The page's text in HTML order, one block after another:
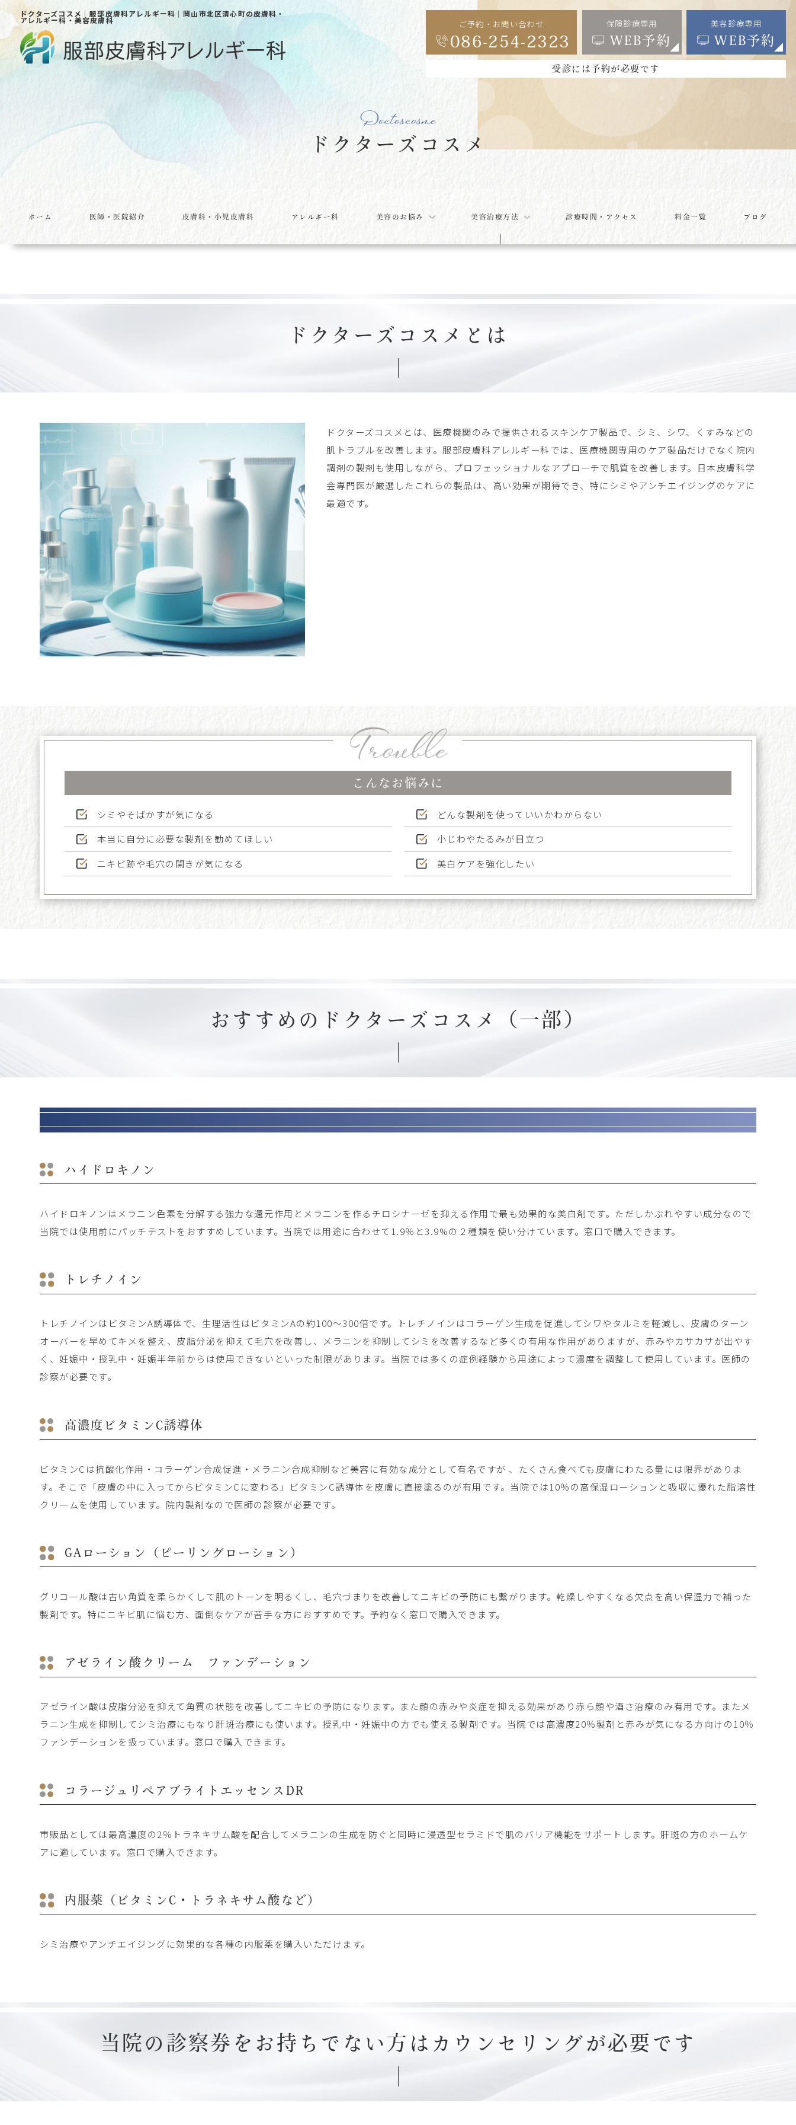
ドクターズコスメ｜服部皮膚科アレルギー科｜岡山市北区清心町の皮膚科・
アレルギー科・美容皮膚科 ご予約・お問い合わせ
086-254-2323
保険診療専用
WEB予約
美容診療専用
WEB予約
受診には予約が必要です
Doctoscosme
ドクターズコスメ
ホーム 医師・医院紹介 皮膚科・小児皮膚科 アレルギー科 美容のお悩み 美容治療方法 診療時間・アクセス 料金一覧 ブログ
ドクターズコスメとは
ドクターズコスメとは、医療機関のみで提供されるスキンケア製品で、シミ、シワ、くすみなどの
肌トラブルを改善します。服部皮膚科アレルギー科では、医療機関専用のケア製品だけでなく院内
調剤の製剤も使用しながら、プロフェッショナルなアプローチで肌質を改善します。日本皮膚科学
会専門医が厳選したこれらの製品は、高い効果が期待でき、特にシミやアンチエイジングのケアに
最適です。
Trouble
こんなお悩みに
シミやそばかすが気になる
どんな製剤を使っていいかわからない
本当に自分に必要な製剤を勧めてほしい
小じわやたるみが目立つ
ニキビ跡や毛穴の開きが気になる
美白ケアを強化したい
おすすめのドクターズコスメ（一部）
ハイドロキノン
ハイドロキノンはメラニン色素を分解する強力な還元作用とメラニンを作るチロシナーゼを抑える作用で最も効果的な美白剤です。ただしかぶれやすい成分なので
当院では使用前にパッチテストをおすすめしています。当院では用途に合わせて1.9％と3.9%の２種類を使い分けています。窓口で購入できます。
トレチノイン
トレチノインはビタミンA誘導体で、生理活性はビタミンAの約100～300倍です。トレチノインはコラーゲン生成を促進してシワやタルミを軽減し、皮膚のターン
オーバーを早めてキメを整え、皮脂分泌を抑えて毛穴を改善し、メラニンを抑制してシミを改善するなど多くの有用な作用がありますが、赤みやカサカサが出やす
く、妊娠中・授乳中・妊娠半年前からは使用できないといった制限があります。当院では多くの症例経験から用途によって濃度を調整して使用しています。医師の
診察が必要です。
高濃度ビタミンC誘導体
ビタミンCは抗酸化作用・コラーゲン合成促進・メラニン合成抑制など美容に有効な成分として有名ですが 、たくさん食べても皮膚にわたる量には限界がありま
す。そこで「皮膚の中に入ってからビタミンCに変わる」ビタミンC誘導体を皮膚に直接塗るのが有用です。当院では10％の高保湿ローションと吸収に優れた脂溶性
クリームを使用しています。院内製剤なので医師の診察が必要です。
GAローション （ピーリングローション）
グリコール酸は古い角質を柔らかくして肌のトーンを明るくし、毛穴づまりを改善してニキビの予防にも繋がります。乾燥しやすくなる欠点を高い保湿力で補った
製剤です。特にニキビ肌に悩む方、面倒なケアが苦手な方におすすめです。予約なく窓口で購入できます。
アゼライン酸クリーム ファンデーション
アゼライン酸は皮脂分泌を抑えて角質の状態を改善してニキビの予防になります。また顔の赤みや炎症を抑える効果があり赤ら顔や酒さ治療のみ有用です。またメ
ラニン生成を抑制してシミ治療にもなり肝斑治療にも使います。授乳中・妊娠中の方でも使える製剤です。当院では高濃度20％製剤と赤みが気になる方向けの10％
ファンデーションを扱っています。窓口で購入できます。
コラージュリペア ブライトエッセンスDR
市販品としては最高濃度の2％トラネキサム酸を配合してメラニンの生成を防ぐと同時に浸透型セラミドで肌のバリア機能をサポートします。肝斑の方のホームケ
アに適しています。窓口で購入できます。
内服薬（ビタミンC・トラネキサム酸など）
シミ治療やアンチエイジングに効果的な各種の内服薬を購入いただけます。
当院の診察券をお持ちでない方は カウンセリングが必要です